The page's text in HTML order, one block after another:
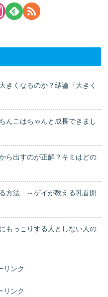
きくなるのか？結論『大きく
んこはちゃんと成長できまし
ら出すのが正解？キミはどの
方法 ～ゲイが教える乳首開
もっこりする人としない人の
リンク
リンク